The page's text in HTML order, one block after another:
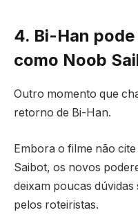
4. Bi-Han
como Noob
Outro momento que
retorno de Bi-Han.
Embora o filme não
Saibot, os novos
deixam poucas
pelos roteiristas.